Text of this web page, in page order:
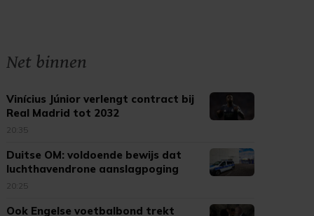
Net binnen
Vinícius Júnior verlengt contract bij
Real Madrid tot 2032
20:35
Duitse OM: voldoende bewijs dat
luchthavendrone aanslagpoging
was
20:25
Ook Engelse voetbalbond trekt